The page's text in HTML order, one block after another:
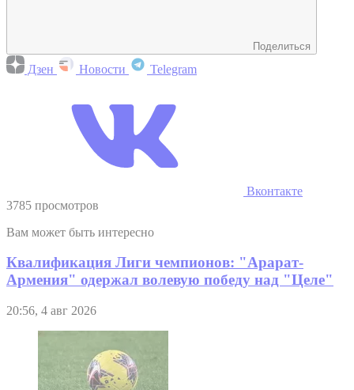
Поделиться
Дзен Новости Telegram
Вконтакте
3785 просмотров
Вам может быть интересно
Квалификация Лиги чемпионов: "Арарат-
Армения" одержал волевую победу над "Целе"
20:56, 4 авг 2026